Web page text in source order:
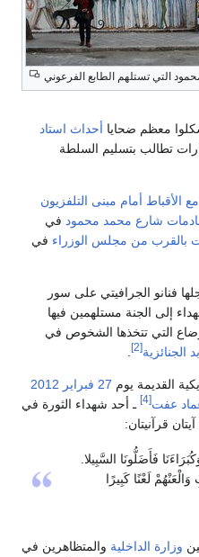
التي تستلهم الطابع الفرعوني
معظم ضحايا أحداث استاد
تطالب بتسليم السلطة
الأقباط أمام مبنى التلفزيون
شارع محمد محمود في
بالقرب من مجلس الوزراء في
فنانو الجرافيتي على سور
إلى الجنة مستلهمين فيها
التي تتخذها الشخوص في
الجنائزية[2]
القديمة يوم 27 فبراير
2012
عفت[4]
ـ أحد شهداء الثورة في
قرآنيتان:
فَأَضَلُّونَا السَّبِيلا.
لَعْنًا كَبِيرًا
وزارة الداخلية والمتظاهرين في